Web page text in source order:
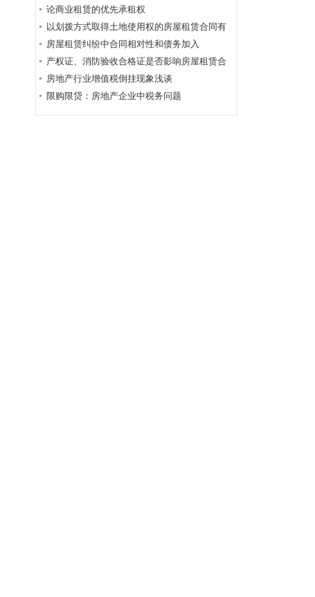
论商业租赁的优先承租权
以划拨方式取得土地使用权的房屋租赁合同有
效
房屋租赁纠纷中合同相对性和债务加入
产权证、消防验收合格证是否影响房屋租赁合
同的效力
房地产行业增值税倒挂现象浅谈
限购限贷：房地产企业中税务问题